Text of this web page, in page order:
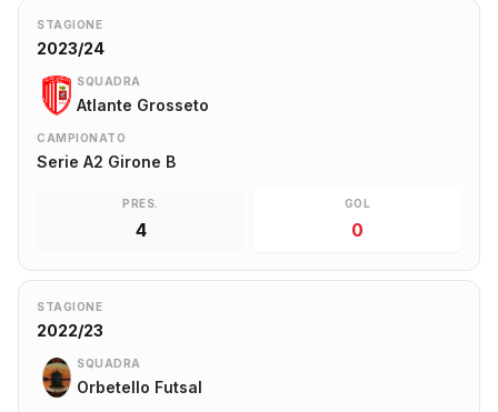
STAGIONE
2023/24
SQUADRA
Atlante Grosseto
CAMPIONATO
Serie A2 Girone B
PRES.
4
GOL
0
STAGIONE
2022/23
SQUADRA
Orbetello Futsal